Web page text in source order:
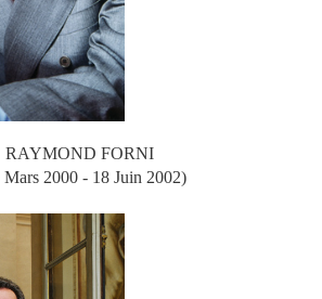
RAYMOND FORNI
Mars 2000 - 18 Juin 2002)